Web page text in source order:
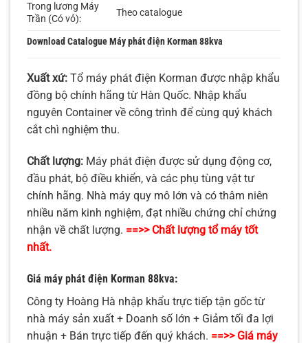
Trong lương Máy
Trần (Có vỏ):
Theo catalogue
Download Catalogue Máy phát điện Korman 88kva
Xuất xứ: Tổ máy phát điện Korman được nhập khẩu
đồng bộ chính hãng từ Hàn Quốc. Nhập khẩu
nguyên Container về công trình để cùng quý khách
cắt chì nghiệm thu.
Chất lượng: Máy phát điện được sử dụng động cơ,
đầu phát, bộ điều khiển, và các phụ tùng vật tư
chính hãng. Nhà máy quy mô lớn và có thâm niên
nhiều năm kinh nghiệm, đạt nhiều chứng chỉ chứng
nhận về chất lượng. ==>> Chất lượng tổ máy tốt
nhất.
Giá máy phát điện Korman 88kva:
Công ty Hoàng Hà nhập khẩu trực tiếp tận gốc từ
nhà máy sản xuất + Doanh số lớn + Giảm tối đa lợi
nhuận + Bán trực tiếp đến quý khách. ==>> Giá máy